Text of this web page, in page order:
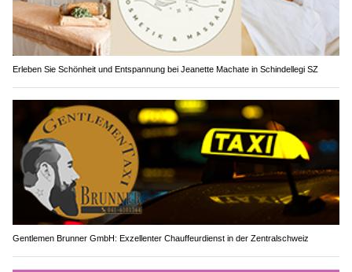
Erleben Sie Schönheit und Entspannung bei Jeanette Machate in Schindellegi SZ
Gentlemen Brunner GmbH: Exzellenter Chauffeurdienst in der Zentralschweiz